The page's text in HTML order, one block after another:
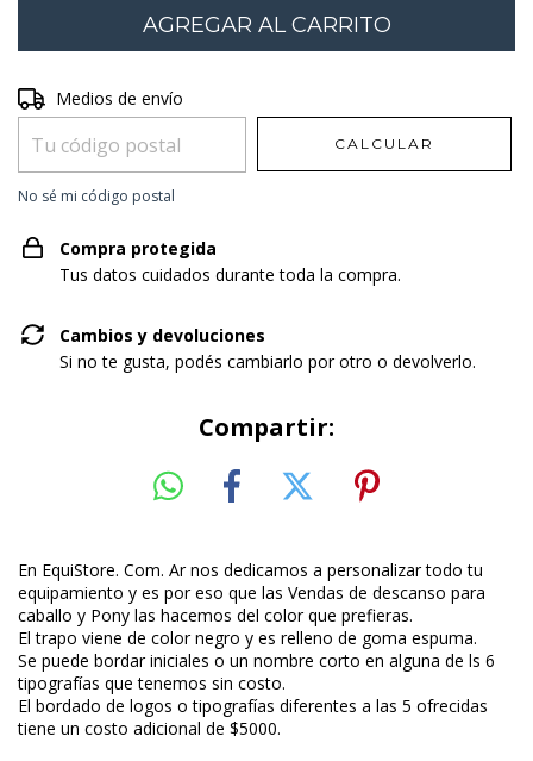
Entregas para el CP:
Medios de envío
CALCULAR
No sé mi código postal
Compra protegida
Tus datos cuidados durante toda la compra.
Cambios y devoluciones
Si no te gusta, podés cambiarlo por otro o devolverlo.
Compartir:
En EquiStore. Com. Ar nos dedicamos a personalizar todo tu
equipamiento y es por eso que las Vendas de descanso para
caballo y Pony las hacemos del color que prefieras.
El trapo viene de color negro y es relleno de goma espuma.
Se puede bordar iniciales o un nombre corto en alguna de ls 6
tipografías que tenemos sin costo.
El bordado de logos o tipografías diferentes a las 5 ofrecidas
tiene un costo adicional de $5000.